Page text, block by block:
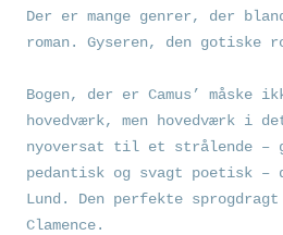
Der er mange genrer, der
roman. Gyseren, den gotiske
Bogen, der er Camus’
hovedværk, men hovedværk i
nyoversat til et strålende
pedantisk og svagt poetisk –
Lund. Den perfekte
Clamence.